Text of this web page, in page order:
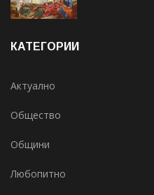
КАТЕГОРИИ
Актуално
Общество
Общини
Любопитно